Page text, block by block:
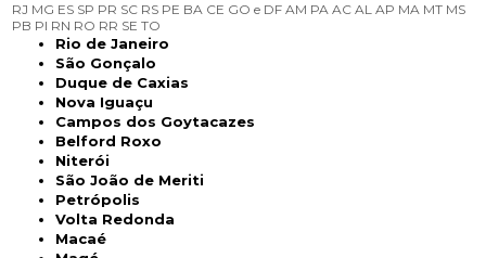
RJ MG ES SP PR SC RS PE BA CE GO e DF AM PA AC AL AP MA MT MS
PB PI RN RO RR SE TO
Rio de Janeiro
São Gonçalo
Duque de Caxias
Nova Iguaçu
Campos dos Goytacazes
Belford Roxo
Niterói
São João de Meriti
Petrópolis
Volta Redonda
Macaé